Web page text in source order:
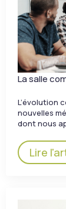
La salle
L’évolution
nouvelles
dont nous
Lire